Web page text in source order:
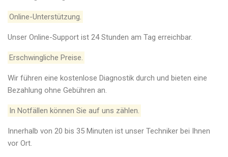
Online-Unterstützung.
Unser Online-Support ist 24 Stunden am Tag erreichbar.
Erschwingliche Preise.
Wir führen eine kostenlose Diagnostik durch und bieten eine
Bezahlung ohne Gebühren an.
In Notfällen können Sie auf uns zählen.
Innerhalb von 20 bis 35 Minuten ist unser Techniker bei Ihnen
vor Ort.